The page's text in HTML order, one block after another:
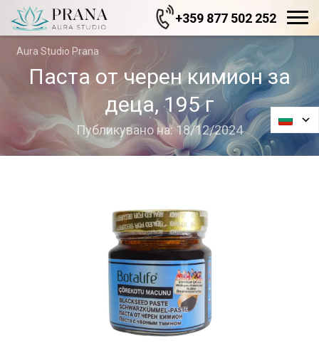
+359 877 502 252
Aura Studio Prana
Паста от черен кимион за
деца, 195 г
Публикувано на: 18/12/2024